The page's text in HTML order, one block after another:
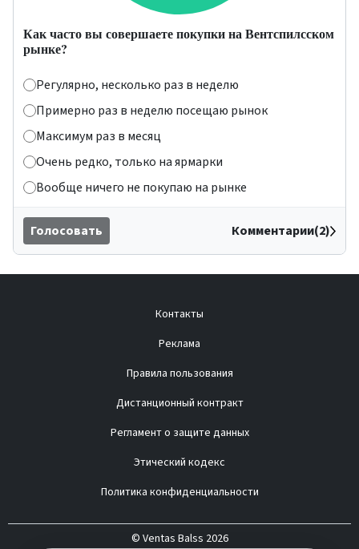
Как часто вы совершаете покупки на Вентспилсском
рынке?
Регулярно, несколько раз в неделю
Примерно раз в неделю посещаю рынок
Максимум раз в месяц
Очень редко, только на ярмарки
Вообще ничего не покупаю на рынке
Голосовать Комментарии(2)
Контакты
Реклама
Правила пользования
Дистанционный контракт
Регламент о защите данных
Этический кодекс
Политика конфиденциальности
© Ventas Balss 2026